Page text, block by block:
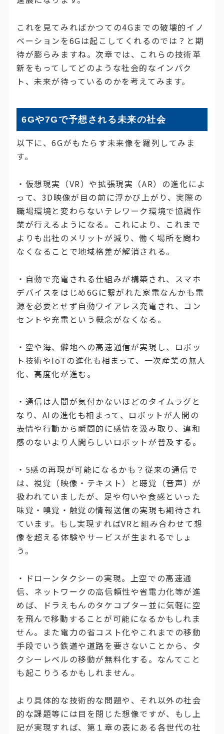
これを見てみればかつての4Gまでの破壊的イノ
ベーションを6Gは起こしてくれるのでは？と期
待が膨らみますね。次章では、これらの技術革
新をもってしてどのような社会的なインパク
ト、未来が待っているのかを考えてみます。
6Gや7Gで予想される未来の社会
以下に、6Gがもたらす未来像を羅列してみま
す。
・仮想現実（VR）や拡張現実（AR）の進化によ
って、3D映像が目の前に浮かび上がり、実際の
職場環境と変わらないテレワーク環境で協調作
業が行えるようになる。これにより、これまで
よりも出社のメリットが減り、働く場所を問わ
なくなることで地域格差が解消される。
・自動で充電される仕組みが構築され、スマホ
デバイスをはじめ6Gに繋がれた家電なんかも電
源を必要とせず自動ワイアレス充電され、コン
セントや充電という概念がなくなる。
・空や海、僻地への高速通信が実現し、ロボッ
ト技術やIoTの進化も相まって、一次産業の無人
化、高度化が進む。
・通信は人間が気付かないほどのタイムラグと
なり、AIの進化も相まって、ロボットが人間の
表情や行動から瞬間的に感情を汲み取り、違和
感のないより人間らしいロボットが普及する。
・5感の再現が可能になるかも？従来の通信で
は、視覚（映像・テキスト）と聴覚（音声）が
扱われていましたが、足や匂いや食感といった
味覚・嗅覚・触覚の情報送信の実現も期待され
ています。もし実現すればVRと組み合わせて想
像を超える体験やサービスが生まれるでしょ
う。
・ドローンタクシーの実現。上空での高速通
信、ネットワークの高信頼性や省電力化等が進
めば、ドラえもんのタケコプター並に気軽に空
を飛んで移動することが可能になるかもしれま
せん。また電力の省コスト化やこれまでの移動
手段でいう鉄道や道路を要さないことから、タ
クシーレベルの移動が無料化する。なんてこと
も起こりうるかもしれません。
より具体的な技術的な問題や、それ以外の社会
的な課題等には目を閉じた想像ですが、もし上
記が実現すれば、第１章の表にある各世代の社